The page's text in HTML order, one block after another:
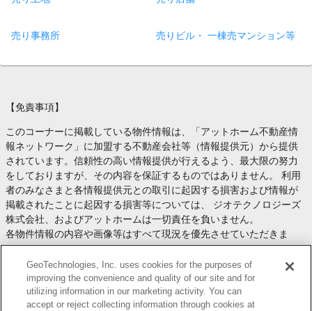
売り事務所 売りビル・ 一棟売マンション等
【免責事項】
このコーナーに掲載している物件情報は、「アットホーム不動産情
報ネットワーク」に加盟する不動産会社等（情報提供元）から提供
されています。信頼性の高い情報提供が行えるよう、最大限の努力
をしておりますが、その内容を保証するものではありません。 利用
者のみなさまと各情報提供元との取引に起因する損害および情報が
掲載されたことに起因する損害等については、 ジオテクノロジーズ
株式会社、およびアットホームは一切責任を負いません。
各物件情報の内容や画像等はすべて現況を優先させていただきま
す。
お取引等（お取引の準備、資金調達等を含みます）の際には、内容
や契約条件等について、 各情報提供元より十分な説明を受け、ご自
身でご確認の上、判断してください。
このコーナーへの物件情報のご掲載、その他不動産業務ソリューシ
GeoTechnologies, Inc. uses cookies for the purposes of
improving the convenience and quality of our site and for
utilizing information in our marketing activity. You can
accept or reject collecting information through cookies at